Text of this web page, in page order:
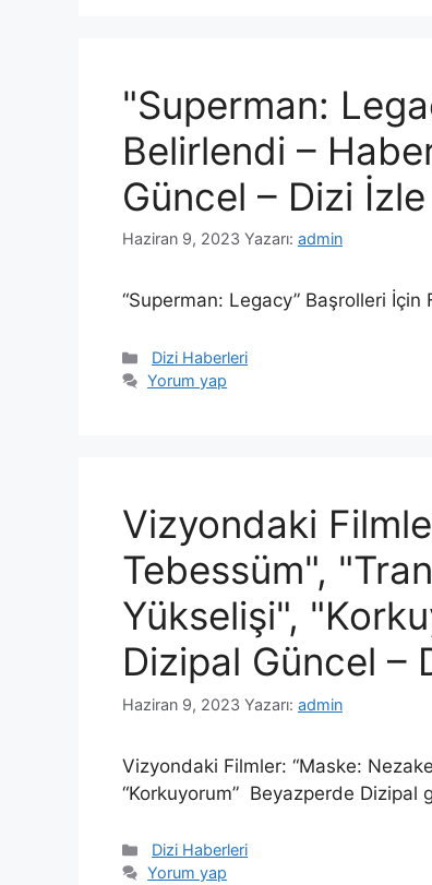
"Superman:
Belirlendi –
Güncel – Dizi İzle
Haziran 9, 2023 Yazarı: admin
“Superman: Legacy” Başrolleri
Kategoriler
Dizi Haberleri
Yorum yap
Vizyondaki
Tebessüm",
Yükselişi",
Dizipal Güncel –
Haziran 9, 2023 Yazarı: admin
Vizyondaki Filmler: “Maske:
“Korkuyorum” Beyazperde
Kategoriler
Dizi Haberleri
Yorum yap